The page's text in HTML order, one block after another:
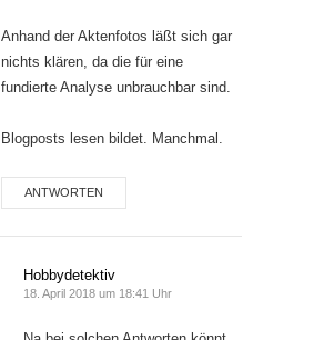
Anhand der Aktenfotos läßt sich gar
nichts klären, da die für eine
fundierte Analyse unbrauchbar sind.
Blogposts lesen bildet. Manchmal.
ANTWORTEN
Hobbydetektiv
18. April 2018 um 18:41 Uhr